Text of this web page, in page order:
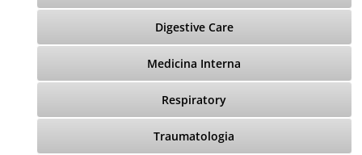
Digestive Care
Medicina Interna
Respiratory
Traumatologia